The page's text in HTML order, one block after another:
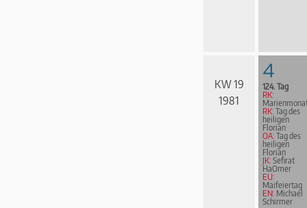
KW 19
1981
4
124. Tag
RK:
RK: Tag des
heiligen
Florian
OA: Tag des
heiligen
Florian
JK: Sefirat
HaOmer
EU:
Maifeiertag
EN: Michael
Schirmer